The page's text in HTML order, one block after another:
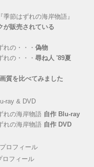
季節はずれの海岸物語』
が販売されている
れの・・・ 偽物
れの・・・ 尋ね人 '89夏
質を比べてみました
れの海岸物語 自作 Blu-ray
れの海岸物語 自作 DVD
ロフィール